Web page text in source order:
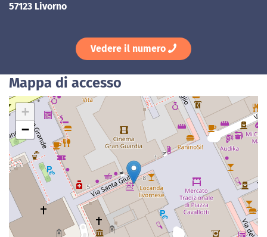
57123 Livorno
Vedere il numero
Mappa di accesso
+
−